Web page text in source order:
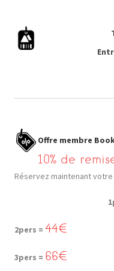
Offre membre
10% de
Réservez maintenant
2pers = 44€
3pers = 66€